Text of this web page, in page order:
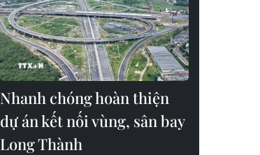
Nhanh chóng hoàn thiện
dự án kết nối vùng, sân bay
Long Thành